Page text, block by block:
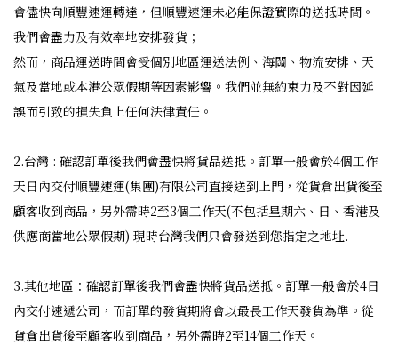
會儘快向順豐速運轉達，但順豐速運未必能保證實際的送抵時間。
我們會盡力及有效率地安排發貨；
然而，商品運送時間會受個別地區運送法例、海關、物流安排、天
氣及當地或本港公眾假期等因素影響。我們並無約束力及不對因延
誤而引致的損失負上任何法律責任。
2.台灣 : 確認訂單後我們會盡快將貨品送抵。訂單一般會於4個工作
天日內交付順豐速運(集團)有限公司直接送到上門，從貨倉出貨後至
顧客收到商品，另外需時2至3個工作天(不包括星期六、日、香港及
供應商當地公眾假期) 現時台灣我們只會發送到您指定之地址.
3.其他地區：確認訂單後我們會盡快將貨品送抵。訂單一般會於4日
內交付速遞公司，而訂單的發貨期將會以最長工作天發貨為準。從
貨倉出貨後至顧客收到商品，另外需時2至14個工作天。